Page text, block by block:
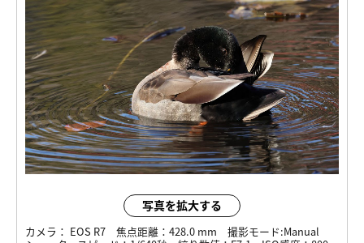
写真を拡大する
カメラ： EOS R7 焦点距離： 428.0 mm 撮影モード:Manual